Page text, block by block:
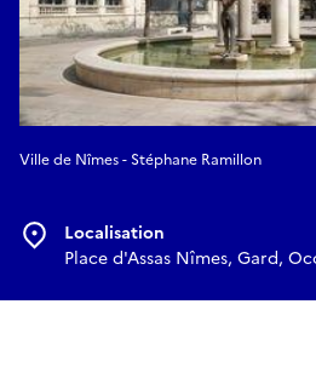
Ville de Nîmes - Stéphane Ramillon
Localisation
Place d'Assas Nîmes, Gard,